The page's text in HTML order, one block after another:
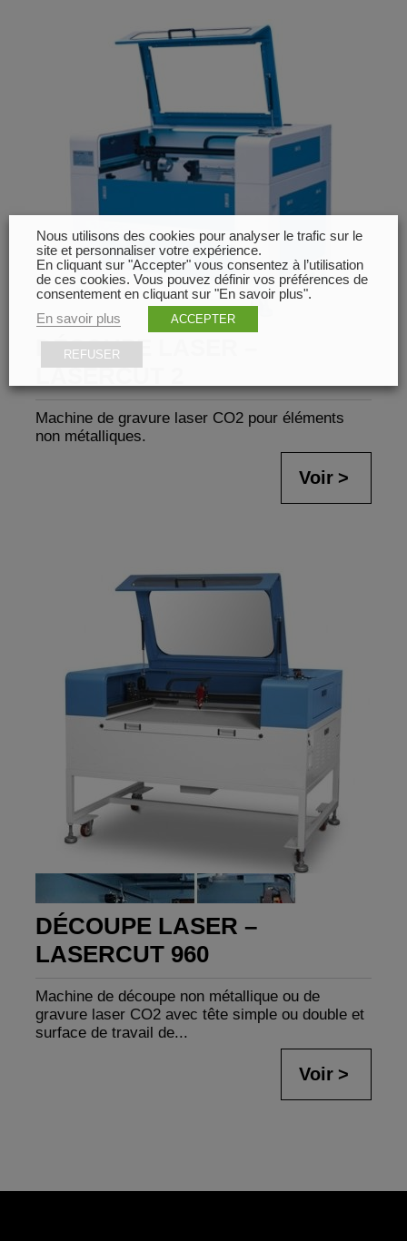
DÉCOUPE LASER –
LASERCUT 2
Machine de gravure laser CO2 pour éléments
non métalliques.
Voir
DÉCOUPE LASER –
LASERCUT 960
Machine de découpe non métallique ou de
gravure laser CO2 avec tête simple ou double et
surface de travail de...
Voir
Nous utilisons des cookies pour analyser le trafic sur le
site et personnaliser votre expérience.
En cliquant sur "Accepter" vous consentez à l’utilisation
de ces cookies. Vous pouvez définir vos préférences de
consentement en cliquant sur "En savoir plus".
En savoir plus
ACCEPTER
REFUSER